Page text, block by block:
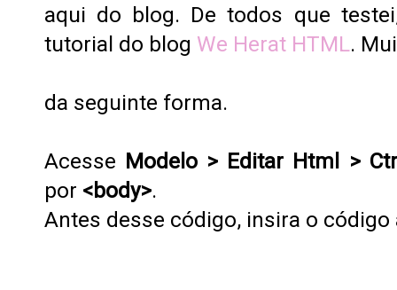
aqui do blog. De todos que
tutorial do blog We Herat HTML.
da seguinte forma.
Acesse Modelo > Editar Html >
por <body>.
Antes desse código, insira o código